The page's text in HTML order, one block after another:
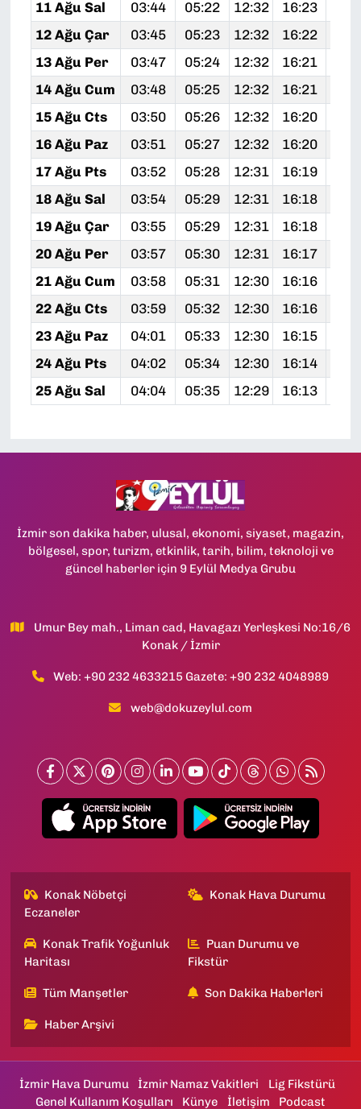
11 Ağu Sal
03:44 05:22 12:32 16:23
12 Ağu Çar
03:45 05:23 12:32 16:22
13 Ağu Per
03:47 05:24 12:32 16:21
14 Ağu Cum
03:48 05:25 12:32 16:21
15 Ağu Cts
03:50 05:26 12:32 16:20
16 Ağu Paz
03:51 05:27 12:32 16:20
17 Ağu Pts
03:52 05:28 12:31 16:19
18 Ağu Sal
03:54 05:29 12:31 16:18
19 Ağu Çar
03:55 05:29 12:31 16:18
20 Ağu Per
03:57 05:30 12:31 16:17
21 Ağu Cum
03:58 05:31 12:30 16:16
22 Ağu Cts
03:59 05:32 12:30 16:16
23 Ağu Paz
04:01 05:33 12:30 16:15
24 Ağu Pts
04:02 05:34 12:30 16:14
25 Ağu Sal
04:04 05:35 12:29 16:13
İzmir son dakika haber, ulusal, ekonomi, siyaset, magazin,
bölgesel, spor, turizm, etkinlik, tarih, bilim, teknoloji ve
güncel haberler için 9 Eylül Medya Grubu
Umur Bey mah., Liman cad, Havagazı Yerleşkesi No:16/6
Konak / İzmir
Web: +90 232 4633215 Gazete: +90 232 4048989
web@dokuzeylul.com
Konak Nöbetçi
Eczaneler
Konak Hava Durumu
Konak Trafik Yoğunluk
Haritası
Puan Durumu ve
Fikstür
Tüm Manşetler Son Dakika Haberleri
Haber Arşivi
İzmir Hava Durumu İzmir Namaz Vakitleri
Lig Fikstürü
Genel Kullanım Koşulları
Künye İletişim Podcast